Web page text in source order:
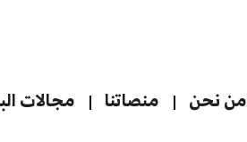
من نحن منصاتنا مجالات